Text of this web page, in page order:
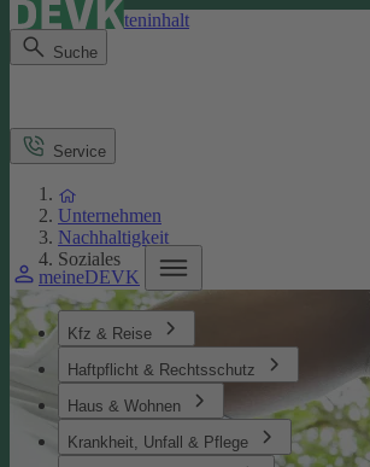
Direkt zum Seiteninhalt
Suche
meineDEVK
Kfz & Reise
Haftpflicht & Rechtsschutz
Haus & Wohnen
Krankheit, Unfall & Pflege
Service
Unternehmen
Nachhaltigkeit
Soziales